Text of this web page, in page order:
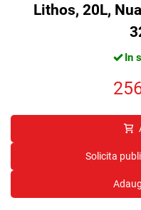
Lithos, 20L,
In
Solicita